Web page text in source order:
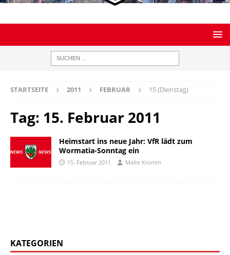
STARTSEITE 2011 FEBRUAR 15 (Dienstag)
Tag: 15. Februar 2011
Heimstart ins neue Jahr: VfR lädt zum
Wormatia-Sonntag ein
15. Februar 2011 Malte Kromm
KATEGORIEN